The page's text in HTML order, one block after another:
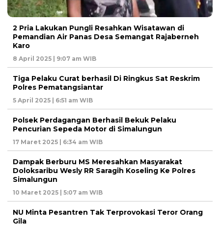
2 Pria Lakukan Pungli Resahkan Wisatawan di
Pemandian Air Panas Desa Semangat Rajaberneh
Karo
8 April 2025 | 9:07 am WIB
Tiga Pelaku Curat berhasil Di Ringkus Sat Reskrim
Polres Pematangsiantar
5 April 2025 | 6:51 am WIB
Polsek Perdagangan Berhasil Bekuk Pelaku
Pencurian Sepeda Motor di Simalungun
17 Maret 2025 | 6:34 am WIB
Dampak Berburu MS Meresahkan Masyarakat
Doloksaribu Wesly RR Saragih Koseling Ke Polres
Simalungun
10 Maret 2025 | 5:07 am WIB
NU Minta Pesantren Tak Terprovokasi Teror Orang
Gila